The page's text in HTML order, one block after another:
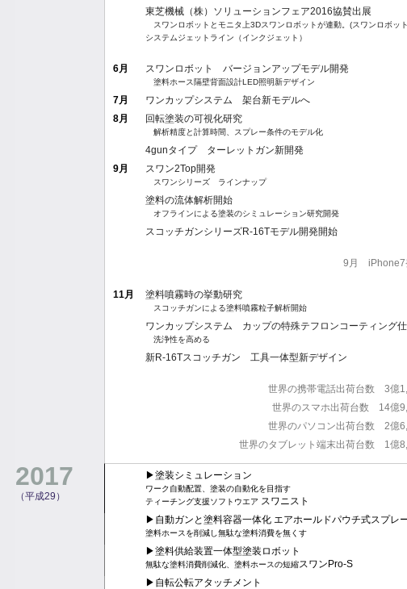
東芝機械（株）ソリューションフェア2016協賛出展
スワンロボットとモニタ上3Dスワンロボットが連動。(スワンロボッ
システムジェットライン（インクジェット）
6月 スワンロボット バージョンアップモデル開発
塗料ホース隔壁背面設計LED照明新デザイン
7月
ワンカップシステム 架台新モデルへ
8月
回転塗装の可視化研究
解析精度と計算時間、スプレー条件のモデル化
4gunタイプ ターレットガン新開発
9月
スワン2Top開発
スワンシリーズ ラインナップ
塗料の流体解析開始
オフラインによる塗装のシミュレーション研究開発
スコッチガンシリーズR-16Tモデル開発開始
9月 iPhone7
11月 塗料噴霧時の挙動研究
スコッチガンによる塗料噴霧粒子解析開始
ワンカップシステム カップの特殊テフロンコーティング
洗浄性を高める
新R-16Tスコッチガン 工具一体型新デザイン
世界の携帯電話出荷台数 3億
世界のスマホ出荷台数 14億
世界のパソコン出荷台数 2億
世界のタブレット端末出荷台数 1億
2017
（平成29）
▶︎塗装シミュレーション
ワーク自動配置、塗装の自動化を目指す
ティーチング支援ソフトウエア スワニスト
▶︎自動ガンと塗料容器一体化 エアホールドパウチ式スプレ
塗料ホースを削減し無駄な塗料消費を無くす
▶︎塗料供給装置一体型塗装ロボット
無駄な塗料消費削減化、塗料ホースの短縮スワンPro-S
▶︎自転公転アタッチメント